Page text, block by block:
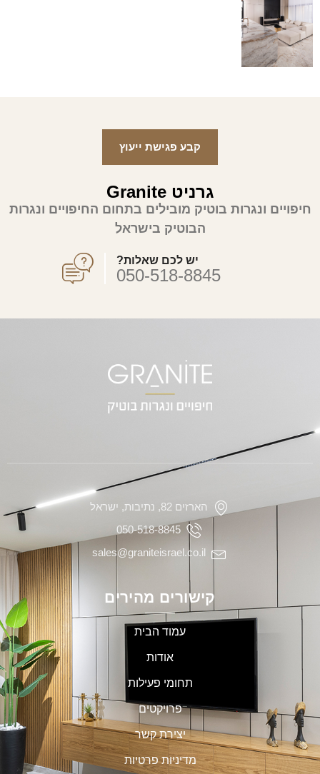
קבע פגישת ייעוץ
גרניט Granite
חיפויים ונגרות בוטיק מובילים בתחום החיפויים ונגרות
הבוטיק בישראל
יש לכם שאלות?
050-518-8845
הארזים 82, נתיבות, ישראל
050-518-8845
sales@graniteisrael.co.il
קישורים מהירים
עמוד הבית
אודות
תחומי פעילות
פרויקטים
יצירת קשר
מדיניות פרטיות